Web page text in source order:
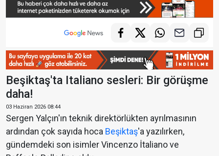
Beşiktaş'ta Italiano sesleri: Bir görüşme
daha!
03 Haziran 2026 08:44
Sergen Yalçın'ın teknik direktörlükten ayrılmasının
ardından çok sayıda hoca Beşiktaş'a yazılırken,
gündemdeki son isimler Vincenzo İtaliano ve